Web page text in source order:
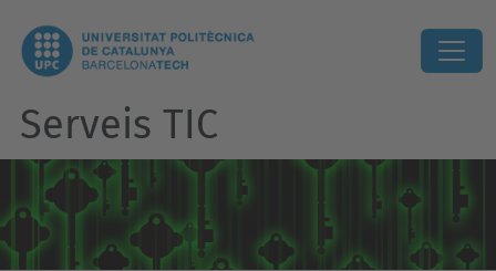
Serveis TIC